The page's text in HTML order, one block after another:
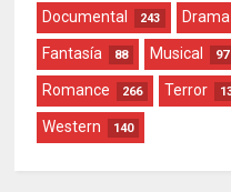
Documental 243 Drama
Fantasía 88 Musical 97
Romance 266 Terror
Western 140